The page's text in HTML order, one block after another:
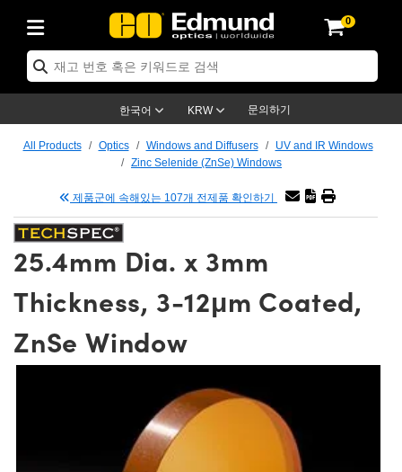
0
한국어 KRW 문의하기
Optics
and Breadboards
and Slides
Objectives
Objectives
and Electronics
Lenses
Magnification Lenses
Cameras
Cameras™
& 조명
Targets
Test Targets
& Detection
Solutions
Production
Tools
Products
By Application
Imaging
By Brand
Products
품
Products
Lenses
Products
Lenses
All Products Optics Windows and Diffusers
UV and IR Windows
Zinc Selenide (ZnSe) Windows
제품군에 속해있는 107개 전제품 확인하기
25.4mm Dia. x 3mm
Thickness, 3-12μm Coated,
ZnSe Window